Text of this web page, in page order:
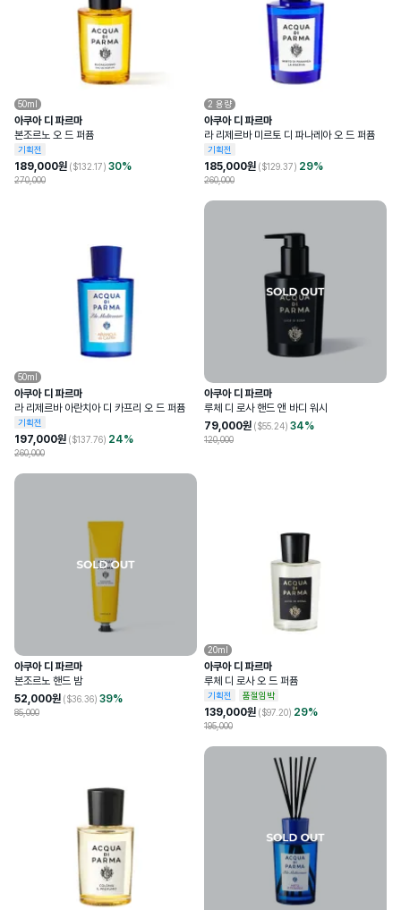
50ml
아쿠아 디 파르마
본조르노 오 드 퍼퓸
기획전
189,000원 ($132.17) 30%
270,000
2 용량
아쿠아 디 파르마
라 리제르바 미르토 디 파나레아 오 드 퍼퓸
기획전
185,000원 ($129.37) 29%
260,000
50ml
아쿠아 디 파르마
라 리제르바 아란치아 디 카프리 오 드 퍼퓸
기획전
197,000원 ($137.76) 24%
260,000
아쿠아 디 파르마
루체 디 로사 핸드 앤 바디 워시
79,000원 ($55.24) 34%
120,000
아쿠아 디 파르마
본조르노 핸드 밤
52,000원 ($36.36) 39%
85,000
20ml
아쿠아 디 파르마
루체 디 로사 오 드 퍼퓸
기획전 품절임박
139,000원 ($97.20) 29%
195,000